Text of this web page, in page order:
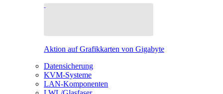
Aktion auf Grafikkarten von Gigabyte
Datensicherung
KVM-Systeme
LAN-Komponenten